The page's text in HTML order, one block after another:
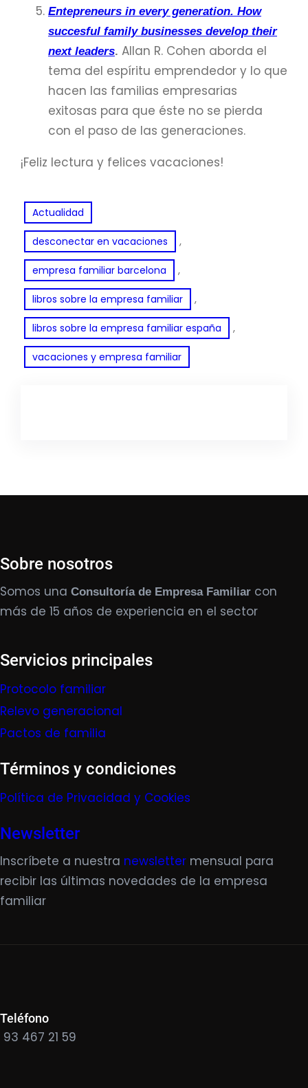
Entepreneurs in every generation. How
succesful family businesses develop their
next leaders. Allan R. Cohen aborda el
tema del espíritu emprendedor y lo que
hacen las familias empresarias
exitosas para que éste no se pierda
con el paso de las generaciones.
¡Feliz lectura y felices vacaciones!
Actualidad
desconectar en vacaciones ,
empresa familiar barcelona ,
libros sobre la empresa familiar ,
libros sobre la empresa familiar españa ,
vacaciones y empresa familiar
Sobre nosotros
Somos una Consultoría de Empresa Familiar con
más de 15 años de experiencia en el sector
Servicios principales
Protocolo familiar
Relevo generacional
Pactos de familia
Términos y condiciones
Política de Privacidad y Cookies
Newsletter
Inscríbete a nuestra newsletter mensual para
recibir las últimas novedades de la empresa
familiar
Teléfono
93 467 21 59